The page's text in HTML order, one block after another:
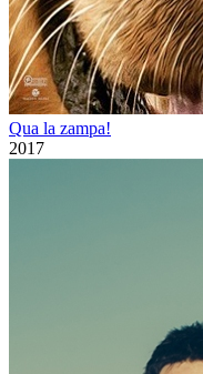
Qua la zampa!
2017